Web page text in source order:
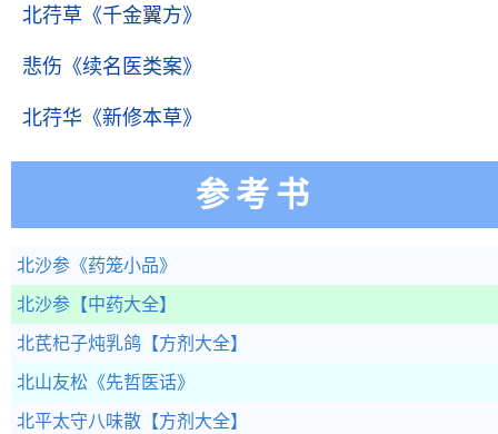
北荇草 《千金翼方》
悲伤 《续名医类案》
北荇华 《新修本草》
参考书
北沙参 《药笼小品》
北沙参 【中药大全】
北芪杞子炖乳鸽 【方剂大全】
北山友松 《先哲医话》
北平太守八味散 【方剂大全】